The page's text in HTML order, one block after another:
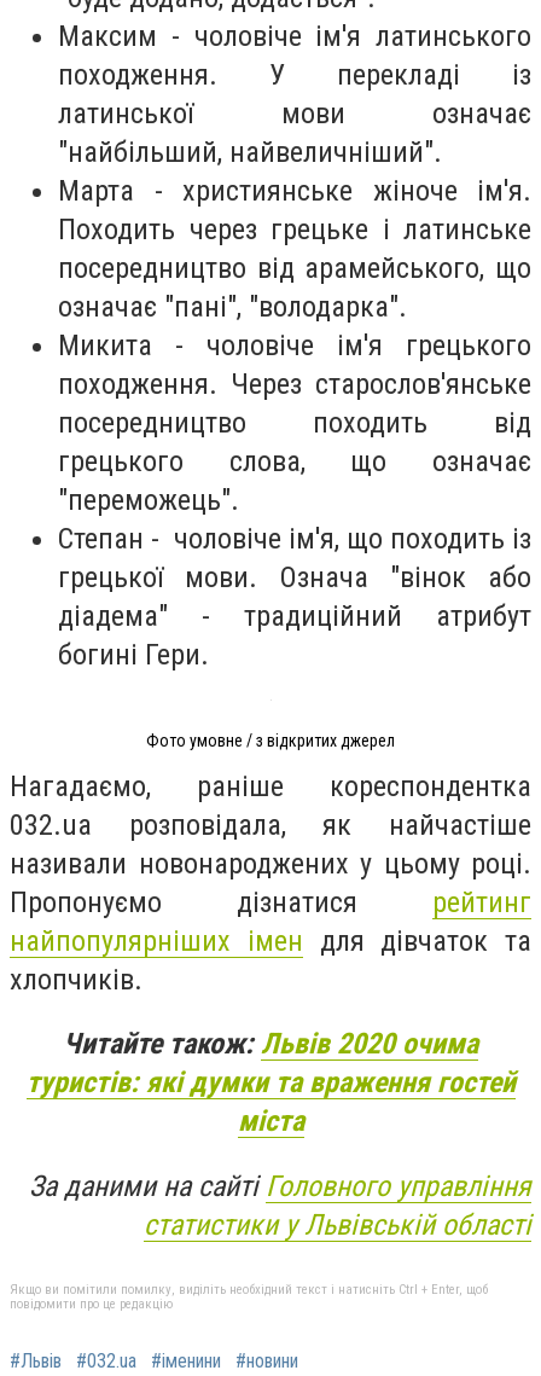
Максим - чоловіче ім'я латинського
походження. У перекладі із
латинської мови означає
"найбільший, найвеличніший".
Марта - християнське жіноче ім'я.
Походить через грецьке і латинське
посередництво від арамейського, що
означає "пані", "володарка".
Микита - чоловіче ім'я грецького
походження. Через старослов'янське
посередництво походить від
грецького слова, що означає
"переможець".
Степан - чоловіче ім'я, що походить із
грецької мови. Означа "вінок або
діадема" - традиційний атрибут
богині Гери.
Фото умовне / з відкритих джерел
Нагадаємо, раніше кореспондентка
032.ua розповідала, як найчастіше
називали новонароджених у цьому році.
Пропонуємо дізнатися рейтинг
найпопулярніших імен для дівчаток та
хлопчиків.
Читайте також:Львів 2020 очима
туристів: які думки та враження гостей
міста
За даними на сайті Головного управління
статистики у Львівській області
Якщо ви помітили помилку, виділіть необхідний текст і натисніть Ctrl + Enter, щоб
повідомити про це редакцію
#Львів #032.ua #іменини #новини